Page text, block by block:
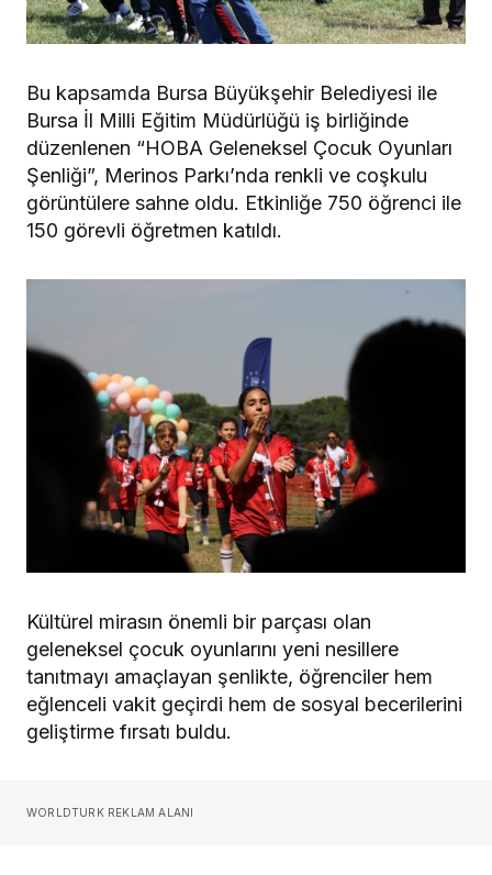
Bu kapsamda Bursa Büyükşehir Belediyesi ile
Bursa İl Milli Eğitim Müdürlüğü iş birliğinde
düzenlenen “HOBA Geleneksel Çocuk Oyunları
Şenliği”, Merinos Parkı’nda renkli ve coşkulu
görüntülere sahne oldu. Etkinliğe 750 öğrenci ile
150 görevli öğretmen katıldı.
Kültürel mirasın önemli bir parçası olan
geleneksel çocuk oyunlarını yeni nesillere
tanıtmayı amaçlayan şenlikte, öğrenciler hem
eğlenceli vakit geçirdi hem de sosyal becerilerini
geliştirme fırsatı buldu.
WORLDTURK REKLAM ALANI